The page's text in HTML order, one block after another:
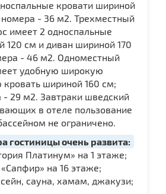
кровати шириной
- 36 м2. Трехместный
имеет 2 односпальные
120 см и диван шириной 170
- 46 м2. Одноместный
удобную широкую
кровать шириной 160 см;
29 м2. Завтраки шведский
в отеле пользование
не ограничено.
гостиницы очень развита:
Платинум» на 1 этаже;
на 16 этаже;
сауна, хамам, джакузи;